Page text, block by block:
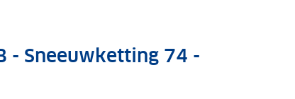
- Sneeuwketting 74 -